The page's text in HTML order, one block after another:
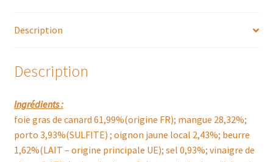
MANGUE
Description
Description
Ingrédients :
foie gras de canard 61,99%(origine FR); mangue 28,32%;
porto 3,93%(SULFITE) ; oignon jaune local 2,43%; beurre
1,62%(LAIT – origine principale UE); sel 0,93%; vinaigre de